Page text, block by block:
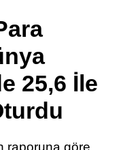
Youtube
TikTok
Pinterest
25,6 İle
raporuna göre